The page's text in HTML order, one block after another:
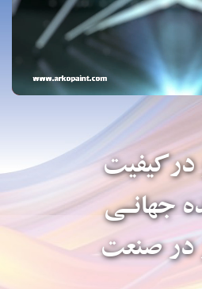
درکیفیت
جهانـی
در صنعت